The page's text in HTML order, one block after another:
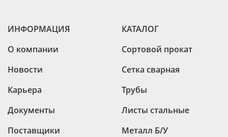
ИНФОРМАЦИЯ
О компании
Новости
Карьера
Документы
Поставщики
КАТАЛОГ
Сортовой прокат
Сетка сварная
Трубы
Листы стальные
Металл Б/У